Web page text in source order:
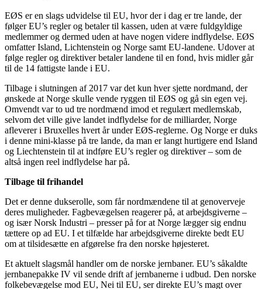
EØS er en slags udvidelse til EU, hvor der i dag er tre lande, der
følger EU’s regler og betaler til kassen, uden at være fuldgyldige
medlemmer og dermed uden at have nogen videre indflydelse. EØS
omfatter Island, Lichtenstein og Norge samt EU-landene. Udover at
følge regler og direktiver betaler landene til en fond, hvis midler går
til de 14 fattigste lande i EU.
Tilbage i slutningen af 2017 var det kun hver sjette nordmand, der
ønskede at Norge skulle vende ryggen til EØS og gå sin egen vej.
Omvendt var to ud tre nordmænd imod et regulært medlemskab,
selvom det ville give landet indflydelse for de milliarder, Norge
afleverer i Bruxelles hvert år under EØS-reglerne. Og Norge er duks
i denne mini-klasse på tre lande, da man er langt hurtigere end Island
og Liechtenstein til at indføre EU’s regler og direktiver – som de
altså ingen reel indflydelse har på.
Tilbage til frihandel
Det er denne dukserolle, som får nordmændene til at genoverveje
deres muligheder. Fagbevægelsen reagerer på, at arbejdsgiverne –
og især Norsk Industri – presser på for at Norge lægger sig endnu
tættere op ad EU. I et tilfælde har arbejdsgiverne direkte bedt EU
om at tilsidesætte en afgørelse fra den norske højesteret.
Et aktuelt slagsmål handler om de norske jernbaner. EU’s såkaldte
jernbanepakke IV vil sende drift af jernbanerne i udbud. Den norske
folkebevægelse mod EU, Nei til EU, ser direkte EU’s magt over